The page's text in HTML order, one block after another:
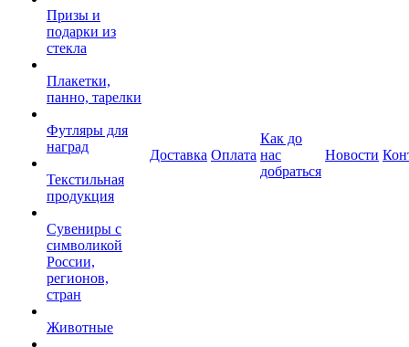
Призы и
подарки из
стекла
Плакетки,
панно, тарелки
Футляры для
наград
Текстильная
продукция
Сувениры с
символикой
России,
регионов,
стран
Животные
Доставка Оплата
Как до
нас
добраться
Новости